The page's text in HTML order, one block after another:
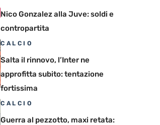
Nico Gonzalez alla Juve: soldi e
contropartita
CALCIO
Salta il rinnovo, l’Inter ne
approfitta subito: tentazione
fortissima
CALCIO
Guerra al pezzotto, maxi retata: